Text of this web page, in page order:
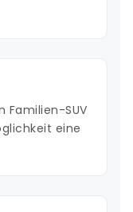
Familien-SUV
eine